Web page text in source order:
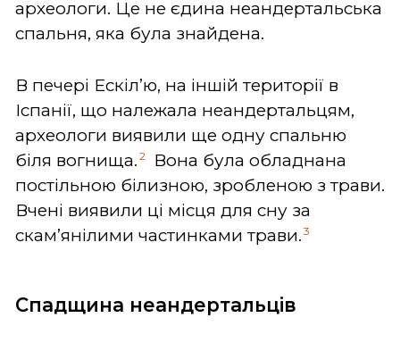
археологи. Це не єдина неандертальська
спальня, яка була знайдена.
В печері Ескіл’ю, на іншій території в
Іспанії, що належала неандертальцям,
археологи виявили ще одну спальню
біля вогнища. 2
Вона була обладнана
постільною білизною, зробленою з трави.
Вчені виявили ці місця для сну за
скам’янілими частинками трави. 3
Спадщина неандертальців